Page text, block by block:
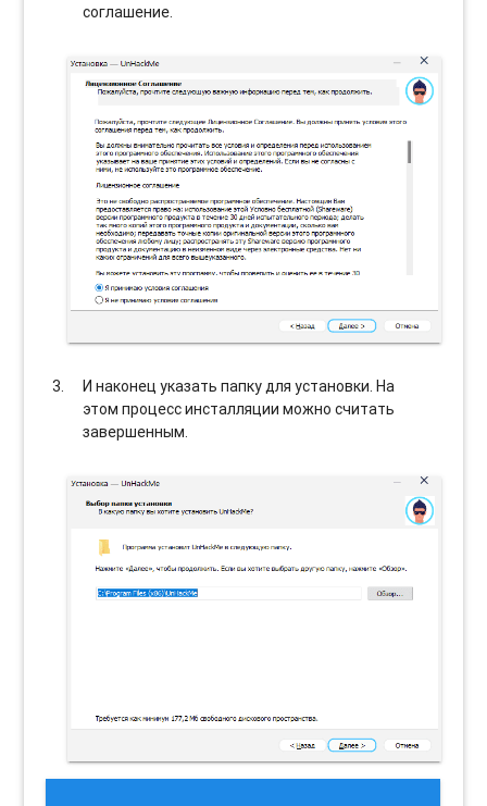
соглашение.
И наконец указать папку для установки. На
этом процесс инсталляции можно считать
завершенным.